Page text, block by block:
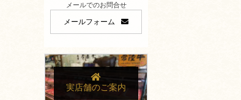
メールでのお問合せ
メールフォーム
実店舗のご案内